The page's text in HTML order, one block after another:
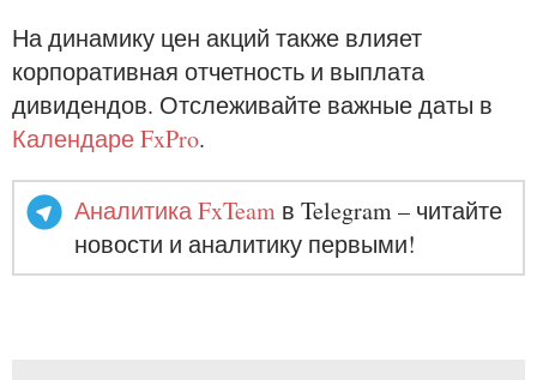
На динамику цен акций также влияет
корпоративная отчетность и выплата
дивидендов. Отслеживайте важные даты в
Календаре FxPro.
Аналитика FxTeam в Telegram – читайте
новости и аналитику первыми!